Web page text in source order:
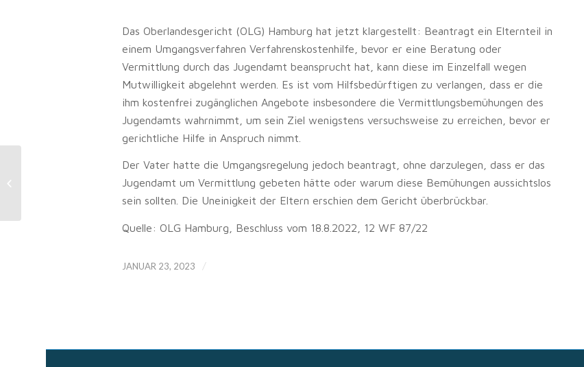
Das Oberlandesgericht (OLG) Hamburg hat jetzt klargestellt: Beantragt ein Elternteil in
einem Umgangsverfahren Verfahrenskostenhilfe, bevor er eine Beratung oder
Vermittlung durch das Jugendamt beansprucht hat, kann diese im Einzelfall wegen
Mutwilligkeit abgelehnt werden. Es ist vom Hilfsbedürftigen zu verlangen, dass er die
ihm kostenfrei zugänglichen Angebote insbesondere die Vermittlungsbemühungen des
Jugendamts wahrnimmt, um sein Ziel wenigstens versuchsweise zu erreichen, bevor er
gerichtliche Hilfe in Anspruch nimmt.
Der Vater hatte die Umgangsregelung jedoch beantragt, ohne darzulegen, dass er das
Jugendamt um Vermittlung gebeten hätte oder warum diese Bemühungen aussichtslos
sein sollten. Die Uneinigkeit der Eltern erschien dem Gericht überbrückbar.
Quelle: OLG Hamburg, Beschluss vom 18.8.2022, 12 WF 87/22
JANUAR 23, 2023 /
Sozialrecht: Trotz Tod der
Pflegeeltern keine Vollwaisenrente,